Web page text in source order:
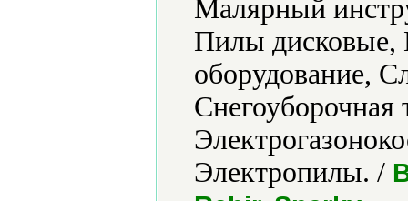
Малярный
Пилы дисковые,
оборудование,
Снегоуборочная
Электропилы. /